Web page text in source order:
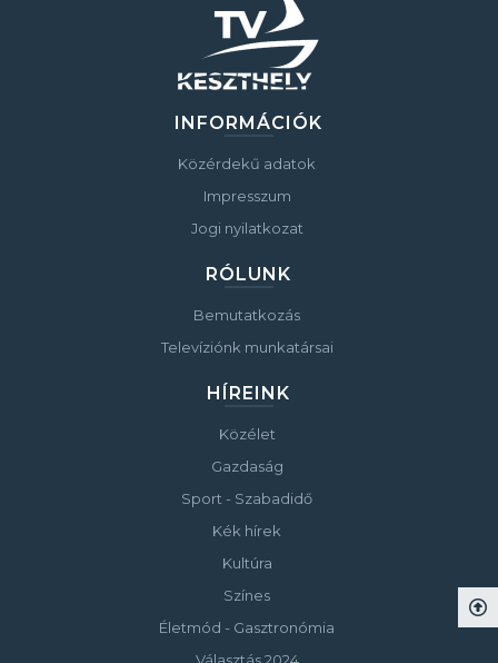
INFORMÁCIÓK
Közérdekű adatok
Impresszum
Jogi nyilatkozat
RÓLUNK
Bemutatkozás
Televíziónk munkatársai
HÍREINK
Közélet
Gazdaság
Sport - Szabadidő
Kék hírek
Kultúra
Színes
Életmód - Gasztronómia